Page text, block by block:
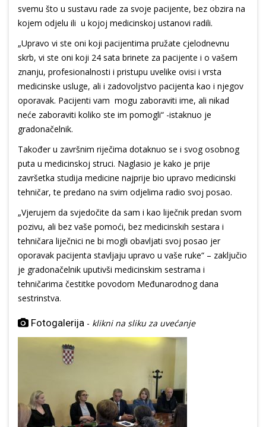
svemu što u sustavu rade za svoje pacijente, bez obzira na
kojem odjelu ili u kojoj medicinskoj ustanovi radili.
„Upravo vi ste oni koji pacijentima pružate cjelodnevnu
skrb, vi ste oni koji 24 sata brinete za pacijente i o vašem
znanju, profesionalnosti i pristupu uvelike ovisi i vrsta
medicinske usluge, ali i zadovoljstvo pacijenta kao i njegov
oporavak. Pacijenti vam mogu zaboraviti ime, ali nikad
neće zaboraviti koliko ste im pomogli“ -istaknuo je
gradonačelnik.
Također u završnim riječima dotaknuo se i svog osobnog
puta u medicinskoj struci. Naglasio je kako je prije
završetka studija medicine najprije bio upravo medicinski
tehničar, te predano na svim odjelima radio svoj posao.
„Vjerujem da svjedočite da sam i kao liječnik predan svom
pozivu, ali bez vaše pomoći, bez medicinskih sestara i
tehničara liječnici ne bi mogli obavljati svoj posao jer
oporavak pacijenta stavljaju upravo u vaše ruke“ – zaključio
je gradonačelnik uputivši medicinskim sestrama i
tehničarima čestitke povodom Međunarodnog dana
sestrinstva.
Fotogalerija - klikni na sliku za uvećanje